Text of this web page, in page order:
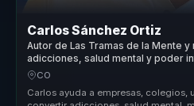
Carlos Sánchez Ortiz
Autor de Las Tramas de la Mente
adicciones, salud mental y poder
aplicable.
CO
Carlos ayuda a empresas, colegios,